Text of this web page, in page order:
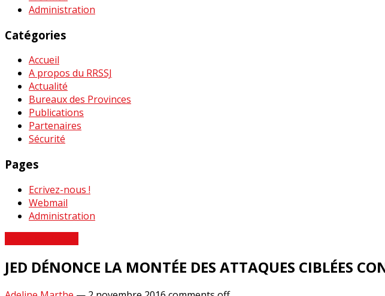
Administration
Catégories
Accueil
A propos du RRSSJ
Actualité
Bureaux des Provinces
Publications
Partenaires
Sécurité
Pages
Ecrivez-nous !
Webmail
Administration
JED DÉNONCE LA MONTÉE DES ATTAQUES CIBLÉES